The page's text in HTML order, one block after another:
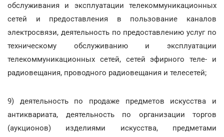
обслуживания и эксплуатации телекоммуникационных
сетей и предоставления в пользование каналов
электросвязи, деятельность по предоставлению услуг по
техническому обслуживанию и эксплуатации
телекоммуникационных сетей, сетей эфирного теле- и
радиовещания, проводного радиовещания и телесетей;
9) деятельность по продаже предметов искусства и
антиквариата, деятельность по организации торгов
(аукционов) изделиями искусства, предметами